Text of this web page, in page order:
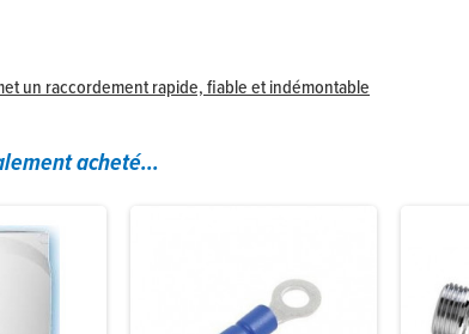
un raccordement rapide, fiable et indémontable
acheté...